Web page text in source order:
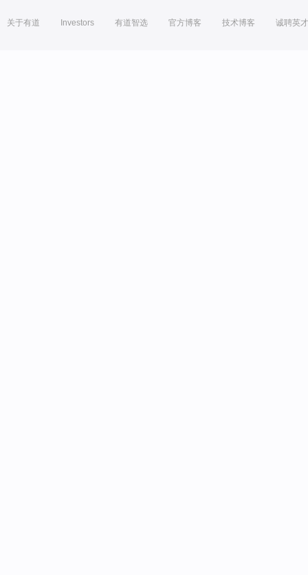
关于有道 Investors 有道智选 官方博客 技术博客 诚聘英才